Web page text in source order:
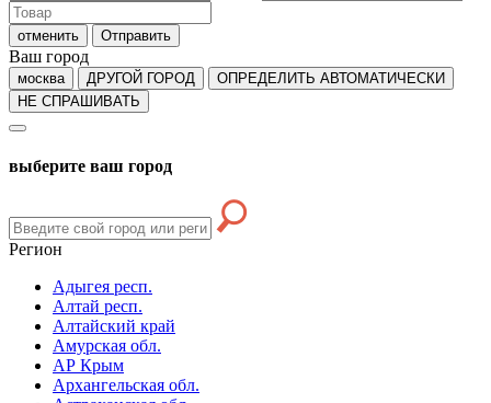
отменить Отправить
Ваш город
москва ДРУГОЙ ГОРОД
ОПРЕДЕЛИТЬ АВТОМАТИЧЕСКИ
НЕ СПРАШИВАТЬ
выберите ваш город
Регион
Адыгея респ.
Алтай респ.
Алтайский край
Амурская обл.
АР Крым
Архангельская обл.